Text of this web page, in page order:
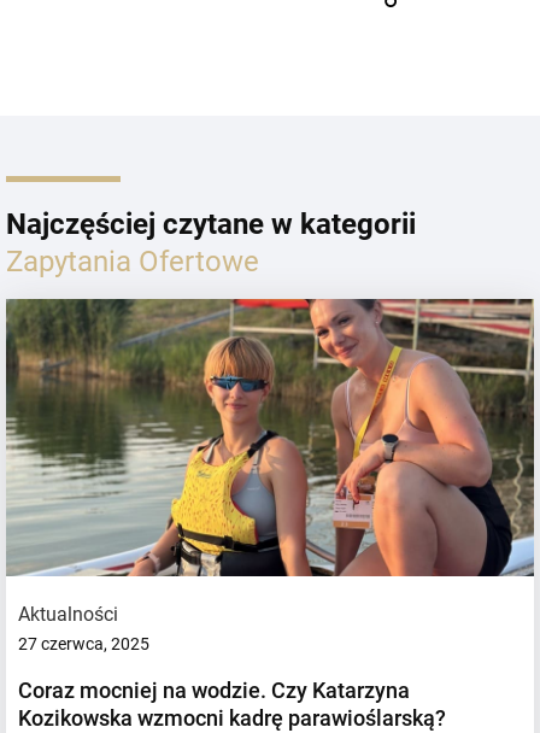
Najczęściej czytane w kategorii
Zapytania Ofertowe
Aktualności
27 czerwca, 2025
Coraz mocniej na wodzie. Czy Katarzyna
Kozikowska wzmocni kadrę parawioślarską?